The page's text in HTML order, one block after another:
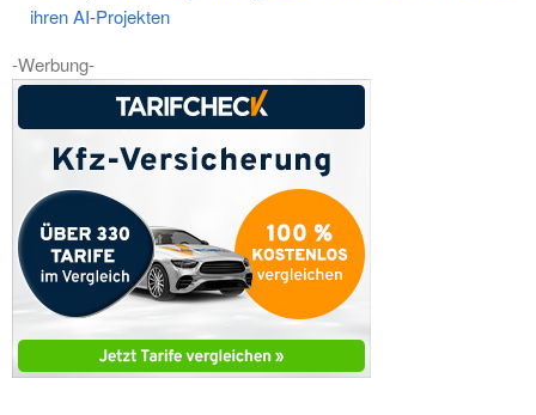
ihren AI-Projekten
-Werbung-